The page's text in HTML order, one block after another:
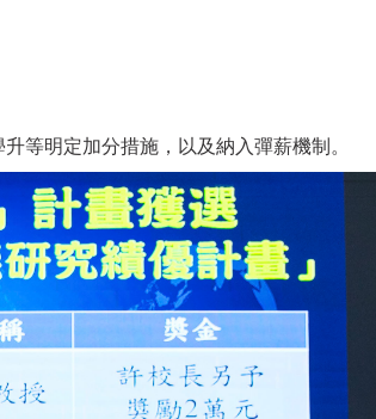
等明定加分措施，以及納入彈薪機制。